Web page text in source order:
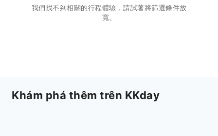
我們找不到相關的行程體驗，請試著將篩選條件放
寬。
Khám phá thêm trên KKday